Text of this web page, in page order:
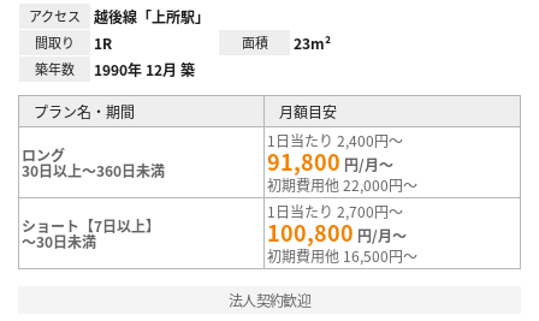
アクセス 越後線「上所駅」
間取り 1R 面積 23m²
築年数 1990年 12月 築
プラン名・期間 月額目安
ロング
30日以上～360日未満
1日当たり 2,400円～
91,800 円/月～
初期費用他 22,000円～
ショート【7日以上】
～30日未満
1日当たり 2,700円～
100,800 円/月～
初期費用他 16,500円～
法人契約歓迎